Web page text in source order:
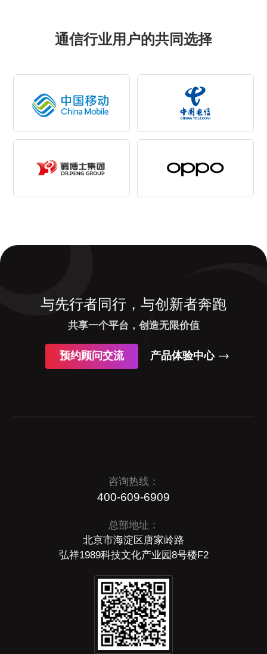
通信行业用户的共同选择
与先行者同行，与创新者奔跑
共享一个平台，创造无限价值
预约顾问交流 产品体验中心
咨询热线：
400-609-6909
总部地址：
北京市海淀区唐家岭路
弘祥1989科技文化产业园8号楼F2